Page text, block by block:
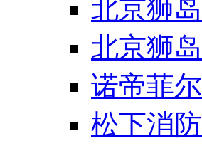
北京狮岛
北京狮岛
诺帝菲尔
松下消防